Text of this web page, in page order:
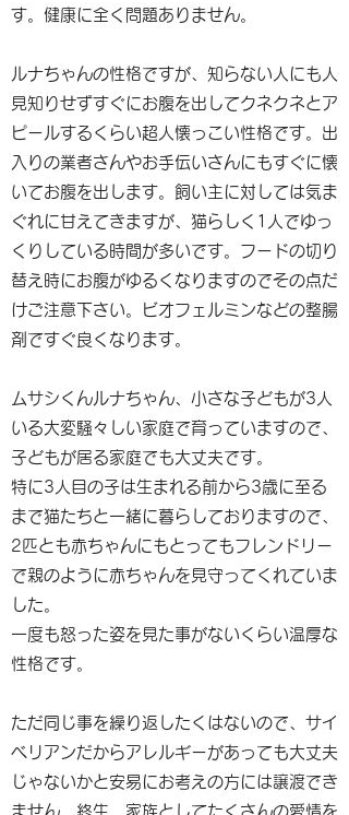
す。健康に全く問題ありません。
ルナちゃんの性格ですが、知らない人にも人
見知りせずすぐにお腹を出してクネクネとア
ピールするくらい超人懐っこい性格です。出
入りの業者さんやお手伝いさんにもすぐに懐
いてお腹を出します。飼い主に対しては気ま
ぐれに甘えてきますが、猫らしく1人でゆっ
くりしている時間が多いです。フードの切り
替え時にお腹がゆるくなりますのでその点だ
けご注意下さい。ビオフェルミンなどの整腸
剤ですぐ良くなります。
ムサシくんルナちゃん、小さな子どもが3人
いる大変騒々しい家庭で育っていますので、
子どもが居る家庭でも大丈夫です。
特に3人目の子は生まれる前から3歳に至る
まで猫たちと一緒に暮らしておりますので、
2匹とも赤ちゃんにもとってもフレンドリー
で親のように赤ちゃんを見守ってくれていま
した。
一度も怒った姿を見た事がないくらい温厚な
性格です。
ただ同じ事を繰り返したくはないので、サイ
ベリアンだからアレルギーがあっても大丈夫
じゃないかと安易にお考えの方には譲渡でき
ません。終生、家族としてたくさんの愛情を